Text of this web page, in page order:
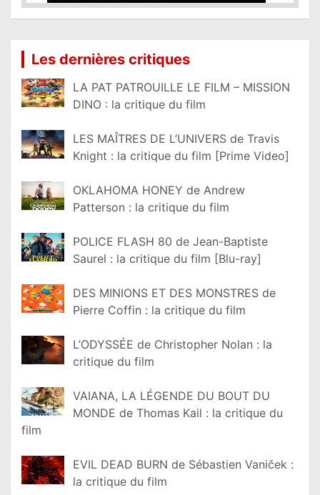
Les dernières critiques
LA PAT PATROUILLE LE FILM – MISSION
DINO : la critique du film
LES MAÎTRES DE L’UNIVERS de Travis
Knight : la critique du film [Prime Video]
OKLAHOMA HONEY de Andrew
Patterson : la critique du film
POLICE FLASH 80 de Jean-Baptiste
Saurel : la critique du film [Blu-ray]
DES MINIONS ET DES MONSTRES de
Pierre Coffin : la critique du film
L’ODYSSÉE de Christopher Nolan : la
critique du film
VAIANA, LA LÉGENDE DU BOUT DU
MONDE de Thomas Kail : la critique du
film
EVIL DEAD BURN de Sébastien Vaniček :
la critique du film